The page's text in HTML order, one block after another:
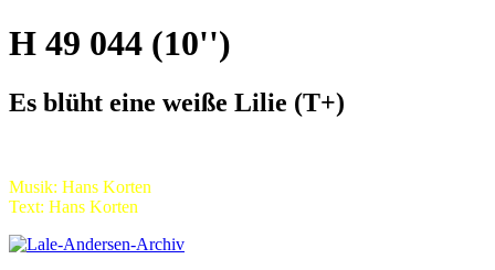
H 49 044 (10'')
Es blüht eine weiße Lilie (T+)
Musik: Hans Korten
Text: Hans Korten